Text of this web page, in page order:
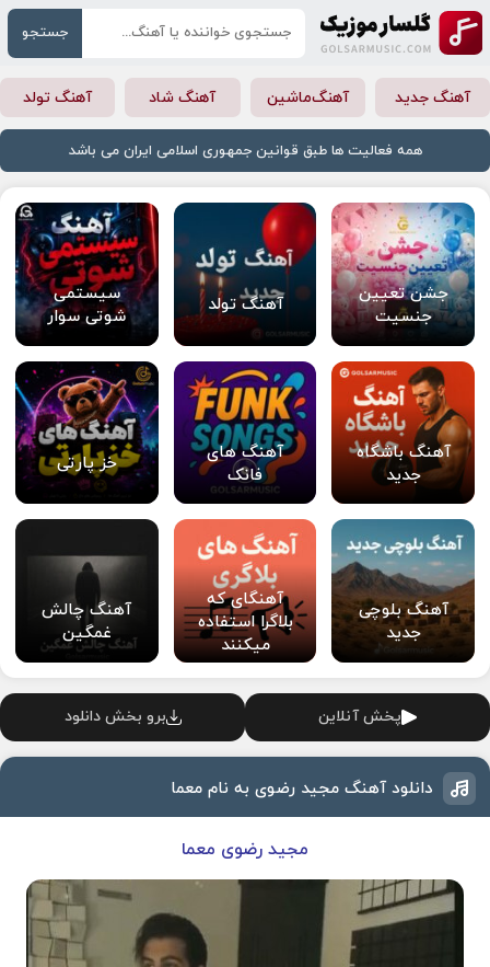
جستجو
آهنگ جدید آهنگ‌ماشین آهنگ شاد آهنگ تولد
همه فعالیت ها طبق قوانین جمهوری اسلامی ایران می باشد
جشن تعیین
جنسیت
آهنگ تولد
سیستمی
شوتی سوار
آهنگ باشگاه
جدید
آهنگ های
فانک
خز پارتی
آهنگ بلوچی
جدید
آهنگای که
بلاگرا استفاده
میکنند
آهنگ چالش
غمگین
پخش آنلاین برو بخش دانلود
دانلود آهنگ مجید رضوی به نام معما
مجید رضوی معما